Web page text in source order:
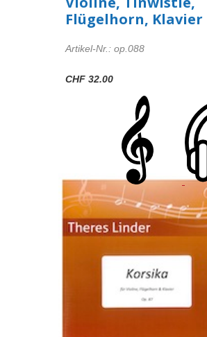
Flügelhorn, Klavier
Artikel-Nr.: op.088
CHF 32.00